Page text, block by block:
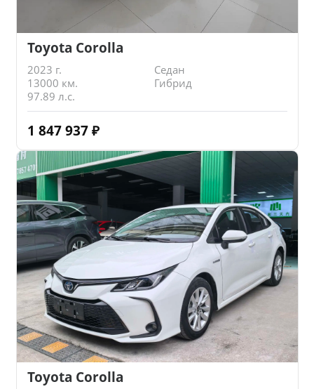
Toyota Corolla
2023 г.
Седан
13000 км.
Гибрид
97.89 л.с.
1 847 937 ₽
Toyota Corolla